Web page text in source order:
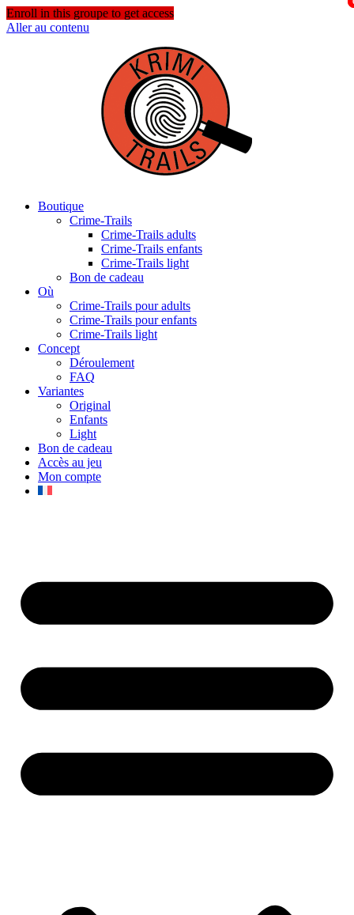
Enroll in this groupe to get access
Aller au contenu
Boutique
Crime-Trails
Crime-Trails adults
Crime-Trails enfants
Crime-Trails light
Bon de cadeau
Où
Crime-Trails pour adults
Crime-Trails pour enfants
Crime-Trails light
Concept
Déroulement
FAQ
Variantes
Original
Enfants
Light
Bon de cadeau
Accès au jeu
Mon compte